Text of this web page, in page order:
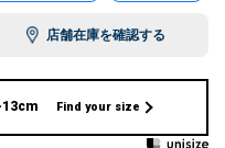
店舗在庫を確認する
Find your size